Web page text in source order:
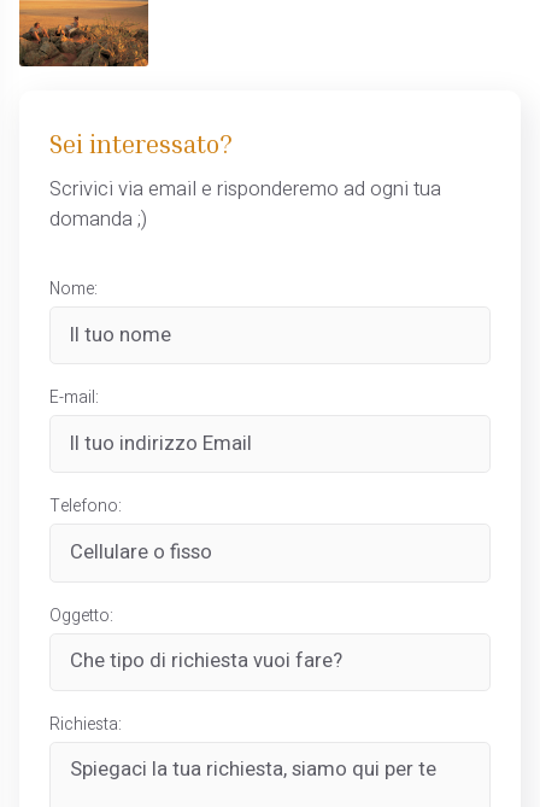
Sei interessato?
Scrivici via email e risponderemo ad ogni tua
domanda ;)
Nome:
E-mail:
Telefono:
Oggetto:
Richiesta: